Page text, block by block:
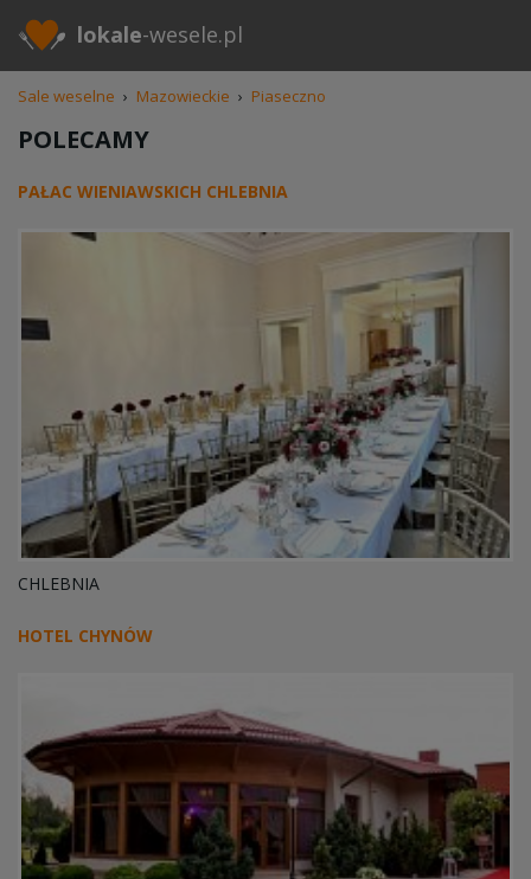
lokale-wesele.pl
Sale weselne › Mazowieckie › Piaseczno
POLECAMY
PAŁAC WIENIAWSKICH CHLEBNIA
CHLEBNIA
HOTEL CHYNÓW